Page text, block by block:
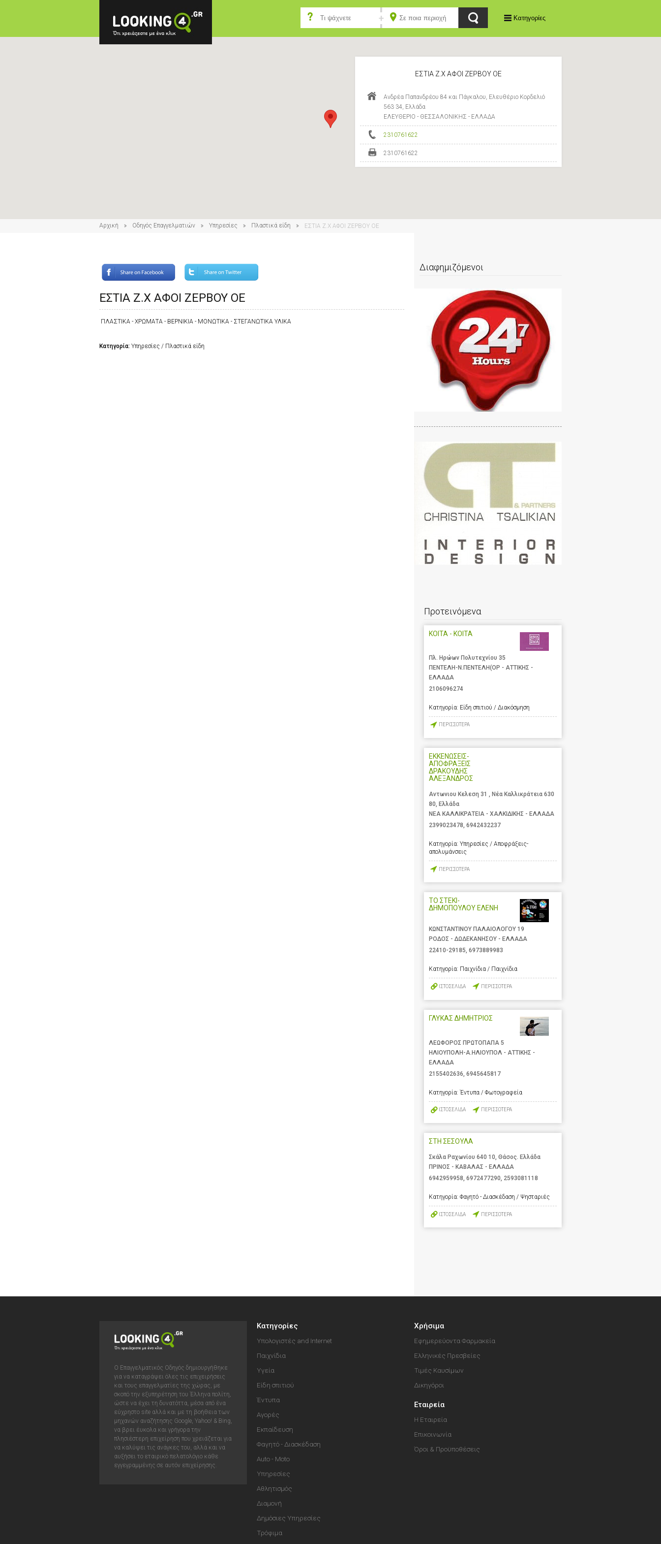
Κατηγορίες
ΕΣΤΙΑ Ζ.Χ ΑΦΟΙ ΖΕΡΒΟΥ ΟΕ
Ανδρέα Παπανδρέου 84 και Πάγκαλου, Ελευθέριο Κορδελιό
563 34, Ελλάδα
ΕΛΕΥΘΕΡΙΟ - ΘΕΣΣΑΛΟΝΙΚΗΣ - ΕΛΛΑΔΑ
2310761622
2310761622
Αρχική Οδηγός Επαγγελματιών Υπηρεσίες Πλαστικά είδη ΕΣΤΙΑ Ζ.Χ ΑΦΟΙ ΖΕΡΒΟΥ ΟΕ
ΕΣΤΙΑ Ζ.Χ ΑΦΟΙ ΖΕΡΒΟΥ ΟΕ
ΠΛΑΣΤΙΚΑ - ΧΡΩΜΑΤΑ - ΒΕΡΝΙΚΙΑ - ΜΟΝΩΤΙΚΑ - ΣΤΕΓΑΝΩΤΙΚΑ ΥΛΙΚΑ
Κατηγορία: Υπηρεσίες / Πλαστικά είδη
Διαφημιζόμενοι
Προτεινόμενα
ΚΟΙΤΑ - ΚΟΙΤΑ
Πλ. Ηρώων Πολυτεχνίου 35
ΠΕΝΤΕΛΗ-Ν.ΠΕΝΤΕΛΗ(ΟΡ - ΑΤΤΙΚΗΣ -
ΕΛΛΑΔΑ
2106096274
Κατηγορία: Είδη σπιτιού / Διακόσμηση
ΠΕΡΙΣΣΟΤΕΡΑ
ΕΚΚΕΝΩΣΕΙΣ-
ΑΠΟΦΡΑΞΕΙΣ
ΔΡΑΚΟΥΔΗΣ
ΑΛΕΞΑΝΔΡΟΣ
Αντωνιου Κελεση 31 , Νέα Καλλικράτεια 630
80, Ελλάδα
ΝΕΑ ΚΑΛΛΙΚΡΑΤΕΙΑ - ΧΑΛΚΙΔΙΚΗΣ - ΕΛΛΑΔΑ
2399023478, 6942432237
Κατηγορία: Υπηρεσίες / Αποφράξεις-
απολυμάνσεις
ΠΕΡΙΣΣΟΤΕΡΑ
ΤΟ ΣΤΕΚΙ-
ΔΗΜΟΠΟΥΛΟΥ ΕΛΕΝΗ
ΚΩΝΣΤΑΝΤΙΝΟΥ ΠΑΛΑΙΟΛΟΓΟΥ 19
ΡΟΔΟΣ - ΔΩΔΕΚΑΝΗΣΟΥ - ΕΛΛΑΔΑ
22410-29185, 6973889983
Κατηγορία: Παιχνίδια / Παιχνίδια
ΙΣΤΟΣΕΛΙΔΑ ΠΕΡΙΣΣΟΤΕΡΑ
ΓΛΥΚΑΣ ΔΗΜΗΤΡΙΟΣ
ΛΕΩΦΟΡΟΣ ΠΡΩΤΟΠΑΠΑ 5
ΗΛΙΟΥΠΟΛΗ-Α.ΗΛΙΟΥΠΟΛ - ΑΤΤΙΚΗΣ -
ΕΛΛΑΔΑ
2155402636 6945645817
Κατηγορία: Έντυπα / Φωτογραφεία
ΙΣΤΟΣΕΛΙΔΑ ΠΕΡΙΣΣΟΤΕΡΑ
ΣΤΗ ΣΕΣΟΥΛΑ
Σκάλα Ραχωνίου 640 10, Θάσος. Ελλάδα
ΠΡΙΝΟΣ - ΚΑΒΑΛΑΣ - ΕΛΛΑΔΑ
6942959958, 6972477290, 2593081118
Κατηγορία: Φαγητό - Διασκέδαση / Ψησταριές
ΙΣΤΟΣΕΛΙΔΑ ΠΕΡΙΣΣΟΤΕΡΑ
Ο Επαγγελματικός Οδηγός δημιουργήθηκε
για να καταγράψει όλες τις επιχειρήσεις
και τους επαγγελματίες της χώρας, με
σκοπό την εξυπηρέτηση του Έλληνα πολίτη,
ώστε να έχει τη δυνατόττα, μέσα από ένα
εύχρηστο site αλλά και με τη βοήθεια των
μηχανών αναζήτησης Google, Yahoo! & Bing,
να βρει έυκολα και γρήγορα την
πλησιέστερη επιχείρηση που χρειάζεται για
να καλύψει τις ανάγκες του, αλλά και να
αυξήσει το εταιρικό πελατολόγιο κάθε
εγγεγραμμένης σε αυτόν επιχείρησης.
Κατηγορίες
Υπολογιστές and Internet
Παιχνίδια
Υγεία
Είδη σπιτιού
Έντυπα
Αγορές
Εκπαίδευση
Φαγητό - Διασκέδαση
Auto - Moto
Υπηρεσίες
Αθλητισμός
Διαμονή
Δημόσιες Υπηρεσίες
Τρόφιμα
Χρήσιμα
Εφημερεύοντα Φαρμακεία
Ελληνικές Πρεσβείες
Τιμές Καυσίμων
Δικηγόροι
Εταιρεία
Η Εταιρεία
Επικοινωνία
Όροι & Προϋποθέσεις